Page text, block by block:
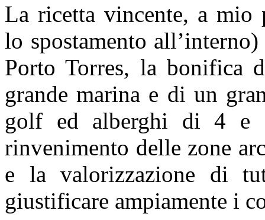
La ricetta vincente, a mio
lo spostamento
Porto Torres, la bonifica
grande marina e di un
golf ed alberghi di 4 e
rinvenimento delle zone
e la valorizzazione di
giustificare ampiamente i